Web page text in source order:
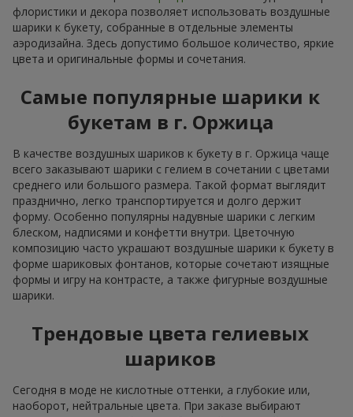
флористики и декора позволяет использовать воздушные
шарики к букету, собранные в отдельные элементы
аэродизайна. Здесь допустимо большое количество, яркие
цвета и оригинальные формы и сочетания.
Самые популярные шарики к
букетам в г. Оржица
В качестве воздушных шариков к букету в г. Оржица чаще
всего заказывают шарики с гелием в сочетании с цветами
среднего или большого размера. Такой формат выглядит
празднично, легко транспортируется и долго держит
форму. Особенно популярны надувные шарики с легким
блеском, надписями и конфетти внутри. Цветочную
композицию часто украшают воздушные шарики к букету в
форме шариковых фонтанов, которые сочетают изящные
формы и игру на контрасте, а также фигурные воздушные
шарики.
Трендовые цвета гелиевых
шариков
Сегодня в моде не кислотные оттенки, а глубокие или,
наоборот, нейтральные цвета. При заказе выбирают